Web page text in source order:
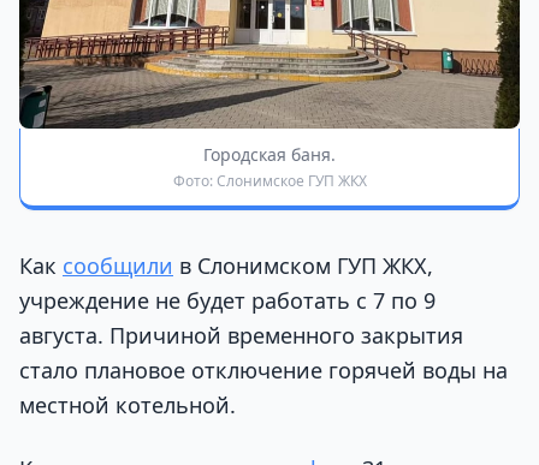
Городская баня.
Фото: Слонимское ГУП ЖКХ
Как сообщили в Слонимском ГУП ЖКХ,
учреждение не будет работать с 7 по 9
августа. Причиной временного закрытия
стало плановое отключение горячей воды на
местной котельной.